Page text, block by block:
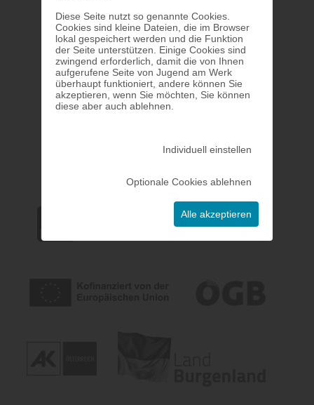
Diese Seite nutzt so genannte Cookies.
Cookies sind kleine Dateien, die im Browser
lokal gespeichert werden und die Funktion
der Seite unterstützen. Einige Cookies sind
zwingend erforderlich, damit die von Ihnen
aufgerufene Seite von Jugend am Werk
überhaupt funktioniert, andere können Sie
akzeptieren, wenn Sie möchten, Sie können
diese aber auch ablehnen.
Individuell einstellen
Optionale Cookies ablehnen
Alle akzeptieren